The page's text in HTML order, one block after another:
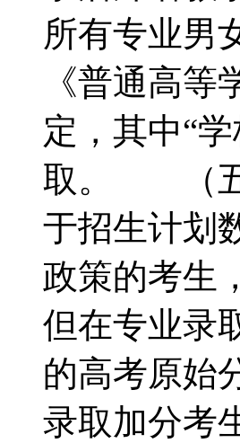
所有专业
《普通高
定，其中“
取。 （五
于招生计
政策的考生
但在专业录
的高考原始
录取加分